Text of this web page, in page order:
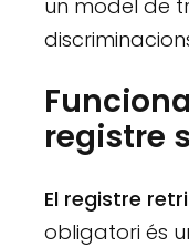
un model de
registre
El registre
obligatori és